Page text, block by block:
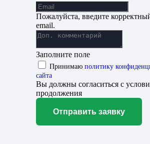
Пожалуйста, введите
email.
Заполните поле
Принимаю политику
сайта
Вы должны согласиться с
продолжения
Отправить заявку